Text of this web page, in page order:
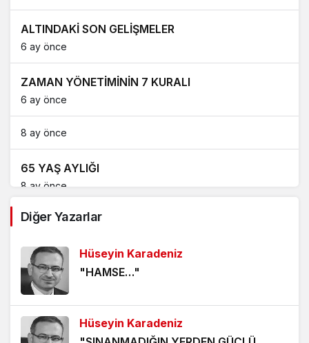
ALTINDAKİ SON GELİŞMELER
6 ay önce
ZAMAN YÖNETİMİNİN 7 KURALI
6 ay önce
8 ay önce
65 YAŞ AYLIĞI
8 ay önce
ABD’NİN BORÇLARI VE 3. DÜNYA SAVAŞI
T.C. MERKEZ BANKASI ENFLASYON RAPORU
2025/3 (3)
10 ay önce
Diğer Yazarlar
Hüseyin Karadeniz
"HAMSE…"
Hüseyin Karadeniz